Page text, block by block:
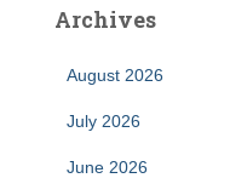
Archives
August 2026
July 2026
June 2026